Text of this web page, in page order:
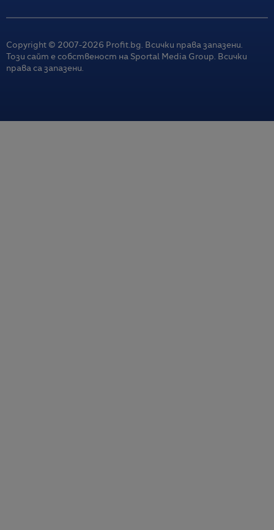
Copyright © 2007-2026 Profit.bg. Всички права запазени.
Този сайт е собственост на Sportal Media Group. Всички
права са запазени.